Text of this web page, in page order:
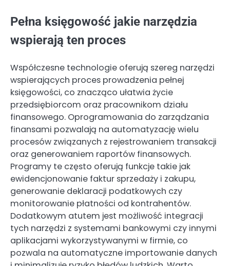
Pełna księgowość jakie narzędzia
wspierają ten proces
Współczesne technologie oferują szereg narzędzi
wspierających proces prowadzenia pełnej
księgowości, co znacząco ułatwia życie
przedsiębiorcom oraz pracownikom działu
finansowego. Oprogramowania do zarządzania
finansami pozwalają na automatyzację wielu
procesów związanych z rejestrowaniem transakcji
oraz generowaniem raportów finansowych.
Programy te często oferują funkcje takie jak
ewidencjonowanie faktur sprzedaży i zakupu,
generowanie deklaracji podatkowych czy
monitorowanie płatności od kontrahentów.
Dodatkowym atutem jest możliwość integracji
tych narzędzi z systemami bankowymi czy innymi
aplikacjami wykorzystywanymi w firmie, co
pozwala na automatyczne importowanie danych